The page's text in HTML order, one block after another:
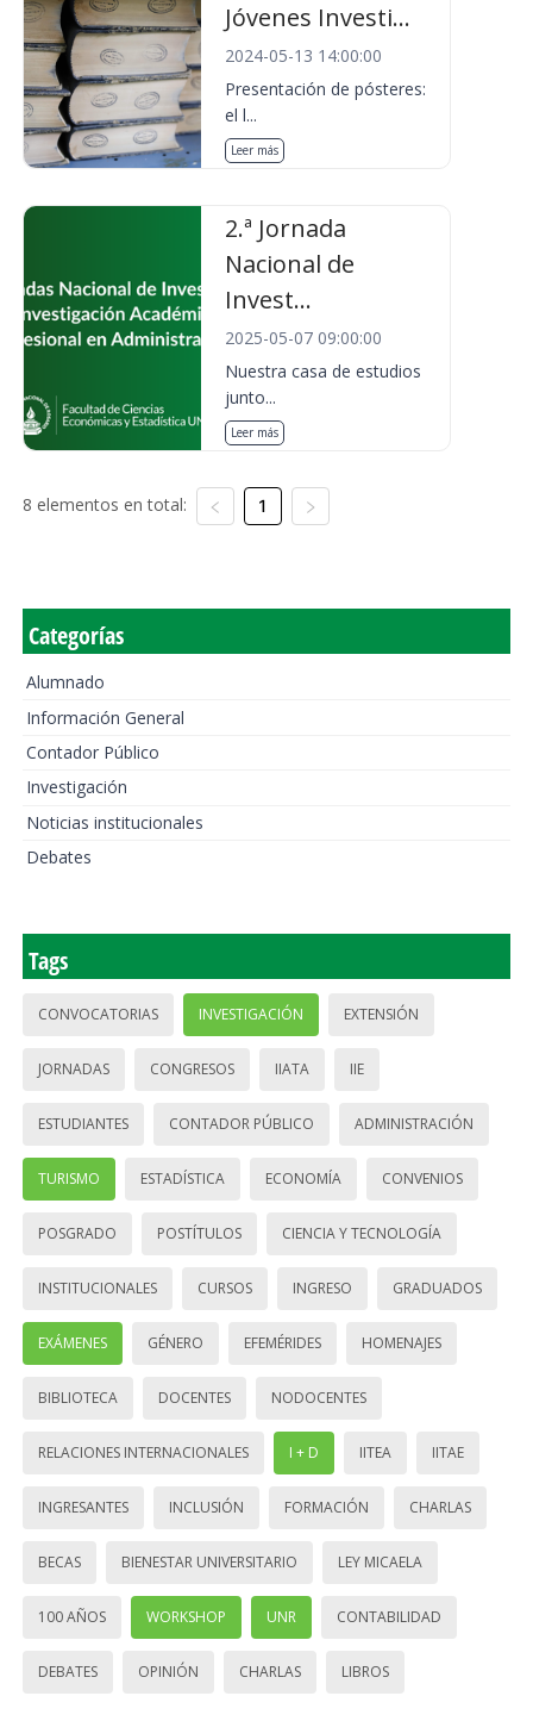
Jóvenes Investi...
2024-05-13 14:00:00
Presentación de pósteres:
el l...
Leer más
2.ª Jornada
Nacional de
Invest...
2025-05-07 09:00:00
Nuestra casa de estudios
junto...
Leer más
8 elementos en total: 1
Categorías
Alumnado
Información General
Contador Público
Investigación
Noticias institucionales
Debates
Tags
CONVOCATORIAS INVESTIGACIÓN EXTENSIÓN
JORNADAS CONGRESOS IIATA IIE
ESTUDIANTES CONTADOR PÚBLICO ADMINISTRACIÓN
TURISMO ESTADÍSTICA ECONOMÍA CONVENIOS
POSGRADO POSTÍTULOS CIENCIA Y TECNOLOGÍA
INSTITUCIONALES CURSOS INGRESO GRADUADOS
EXÁMENES GÉNERO EFEMÉRIDES HOMENAJES
BIBLIOTECA DOCENTES NODOCENTES
RELACIONES INTERNACIONALES I + D IITEA IITAE
INGRESANTES INCLUSIÓN FORMACIÓN CHARLAS
BECAS BIENESTAR UNIVERSITARIO LEY MICAELA
100 AÑOS WORKSHOP UNR CONTABILIDAD
DEBATES OPINIÓN CHARLAS LIBROS